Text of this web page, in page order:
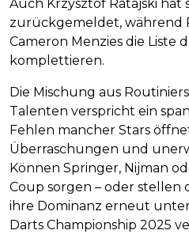
Auch Krzysztof Ratajski hat
zurückgemeldet, während
Cameron Menzies die Liste
komplettieren.
Die Mischung aus
Talenten verspricht ein
Fehlen mancher Stars
Überraschungen und
Können Springer, Nijman
Coup sorgen – oder stellen
ihre Dominanz erneut
Darts Championship 2025